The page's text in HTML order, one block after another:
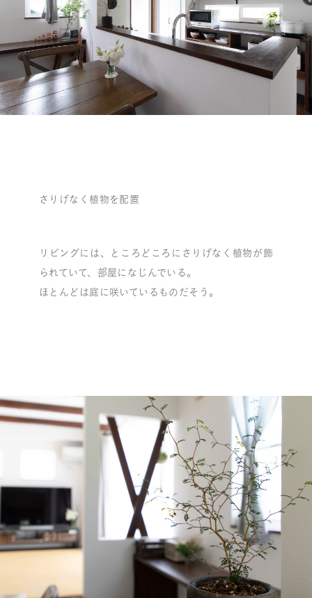
さりげなく植物を配置
リビングには、ところどころにさりげなく植物が飾
られていて、部屋になじんでいる。
ほとんどは庭に咲いているものだそう。